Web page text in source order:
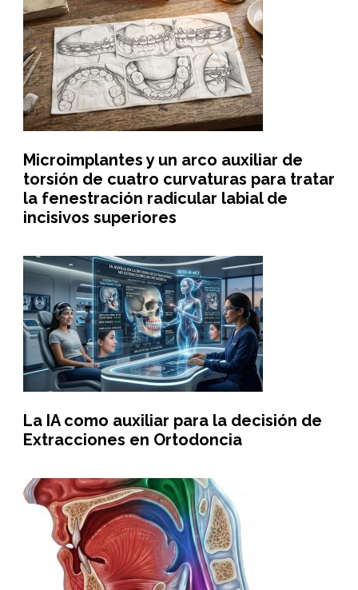
Microimplantes y un arco auxiliar de
torsión de cuatro curvaturas para tratar
la fenestración radicular labial de
incisivos superiores
La IA como auxiliar para la decisión de
Extracciones en Ortodoncia